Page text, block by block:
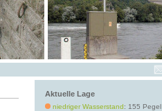
Aktuelle Lage
niedriger Wasserstand: 155 Pegel